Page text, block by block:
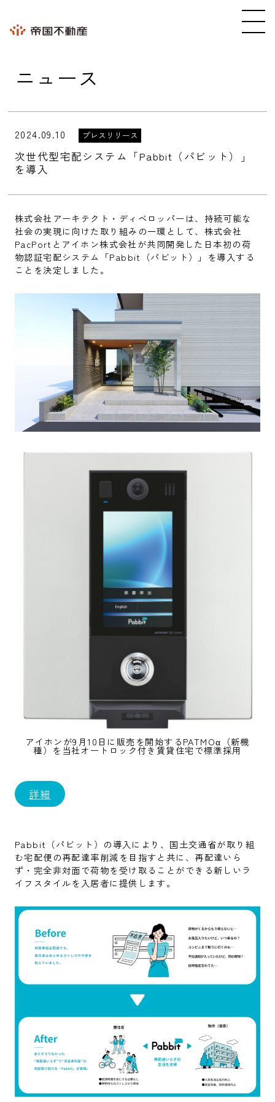
ニュース
2024.09.10 プレスリリース
次世代型宅配システム「Pabbit（パビット）」
を導入
株式会社アーキテクト・ディベロッパーは、持続可能な
社会の実現に向けた取り組みの一環として、株式会社
PacPortとアイホン株式会社が共同開発した日本初の荷
物認証宅配システム「Pabbit（パビット）」を導入する
ことを決定しました。
アイホンが9月10日に販売を開始するPATMOα（新機
種）を当社オートロック付き賃貸住宅で標準採用
詳細
Pabbit（パビット）の導入により、国土交通省が取り組
む宅配便の再配達率削減を目指すと共に、再配達いら
ず・完全非対面で荷物を受け取ることができる新しいラ
イフスタイルを入居者に提供します。